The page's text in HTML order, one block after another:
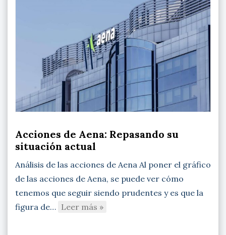
Acciones de Aena: Repasando su
situación actual
Análisis de las acciones de Aena Al poner el gráfico
de las acciones de Aena, se puede ver cómo
tenemos que seguir siendo prudentes y es que la
figura de… Leer más »